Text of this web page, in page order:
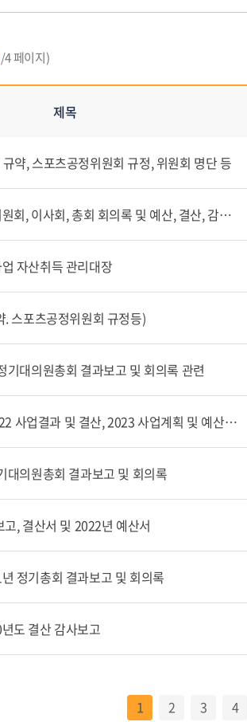
/4 페이지)
제목
약, 스포츠공정위원회 규정, 위원회 명단 등
2026 스포츠공정위원회, 이사회, 총회 회의록 및 예산, 결산, 감사보고서 관련
자산취득 관리대장
스포츠공정위원회 규정등)
기대의원총회 결과보고 및 회의록 관련
2022 감사보고, 2022 사업결과 및 결산, 2023 사업계획 및 예산관련
대의원총회 결과보고 및 회의록
, 결산서 및 2022년 예산서
정기총회 결과보고 및 회의록
도 결산 감사보고
1 2 3 4